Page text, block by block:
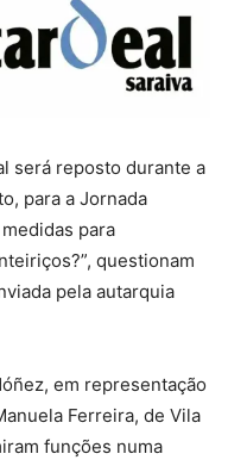
será reposto durante a
para a Jornada
para
questionam
pela autarquia
em representação
Ferreira, de Vila
funções numa